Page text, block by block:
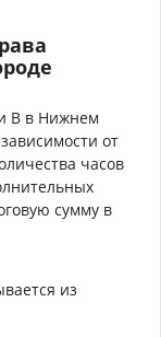
B в Нижнем
от
часов
сумму в
из